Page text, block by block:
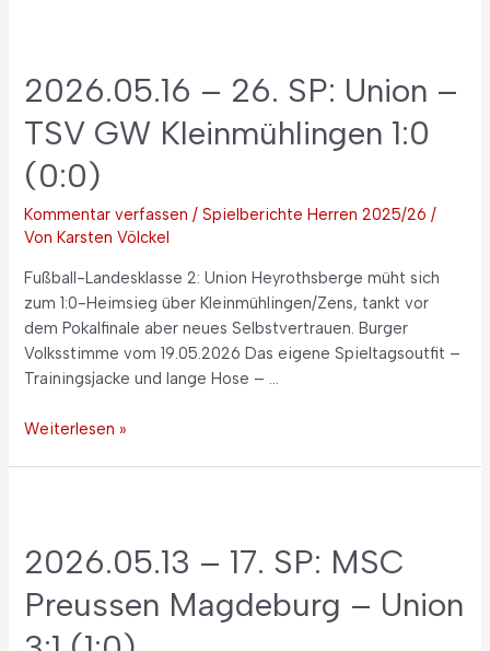
2026.05.16 – 26. SP: Union –
TSV GW Kleinmühlingen 1:0
(0:0)
Kommentar verfassen /Spielberichte Herren 2025/26 /
VonKarsten Völckel
Fußball-Landesklasse 2: Union Heyrothsberge müht sich
zum 1:0-Heimsieg über Kleinmühlingen/Zens, tankt vor
dem Pokalfinale aber neues Selbstvertrauen. Burger
Volksstimme vom 19.05.2026 Das eigene Spieltagsoutfit –
Trainingsjacke und lange Hose – …
Weiterlesen »
2026.05.13 – 17. SP: MSC
Preussen Magdeburg – Union